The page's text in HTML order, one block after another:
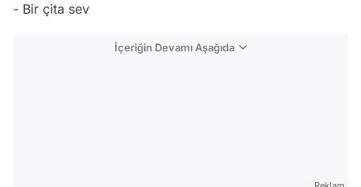
- Bir çita sev
İçeriğin Devamı Aşağıda